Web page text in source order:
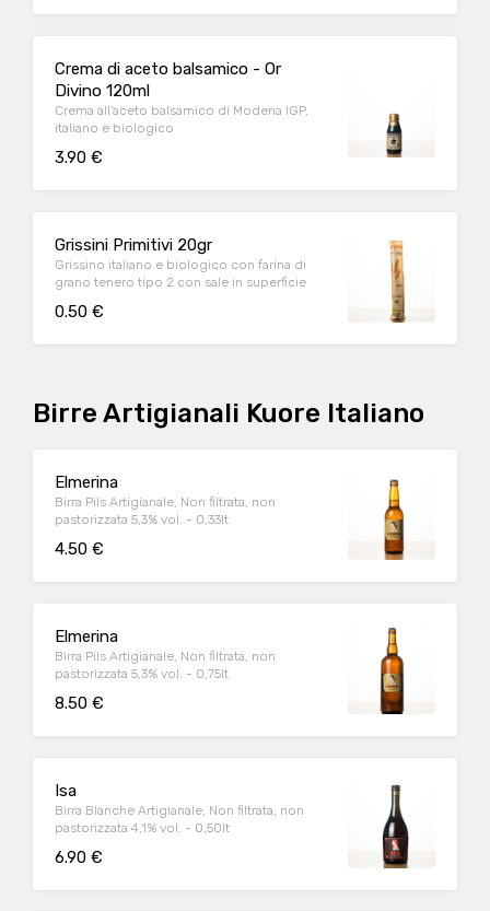
Crema di aceto balsamico - Or
Divino 120ml
Crema all'aceto balsamico di Modena IGP,
italiano e biologico
3.90 €
Grissini Primitivi 20gr
Grissino italiano e biologico con farina di
grano tenero tipo 2 con sale in superficie
0.50 €
Birre Artigianali Kuore Italiano
Elmerina
Birra Pils Artigianale, Non filtrata, non
pastorizzata 5,3% vol. - 0,33lt
4.50 €
Elmerina
Birra Pils Artigianale, Non filtrata, non
pastorizzata 5,3% vol. - 0,75lt
8.50 €
Isa
Birra Blanche Artigianale, Non filtrata, non
pastorizzata 4,1% vol. - 0,50lt
6.90 €